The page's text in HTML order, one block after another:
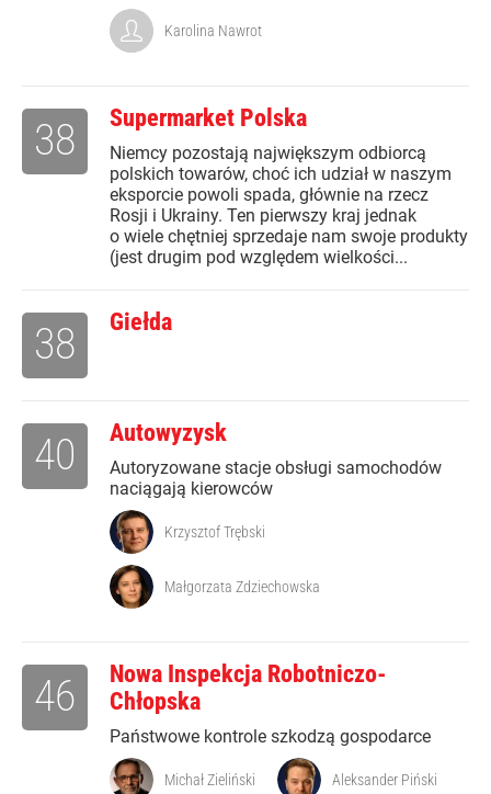
Karolina Nawrot
Supermarket Polska
Niemcy pozostają największym odbiorcą
polskich towarów, choć ich udział w naszym
eksporcie powoli spada, głównie na rzecz
Rosji i Ukrainy. Ten pierwszy kraj jednak
o wiele chętniej sprzedaje nam swoje produkty
(jest drugim pod względem wielkości...
38
Giełda
38
Autowyzysk
Autoryzowane stacje obsługi samochodów
naciągają kierowców
40
Krzysztof Trębski
Małgorzata Zdziechowska
Nowa Inspekcja Robotniczo-
Chłopska
Państwowe kontrole szkodzą gospodarce
46
Michał Zieliński Aleksander Piński